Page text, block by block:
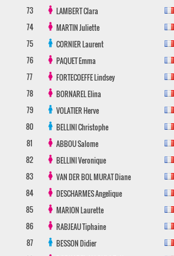
73
LAMBERTClara
74
MARTINJuliette
75
CORNIERLaurent
76
PAQUETEmma
77
FORTECOEFFELindsey
78
BORNARELElina
79
VOLATIERHerve
80
BELLINIChristophe
81
ABBOUSalome
82
BELLINIVeronique
83
VAN DER BOL MURATDiane
84
DESCHARMESAngelique
85
MARIONLaurette
86
RABJEAUTiphaine
87
BESSONDidier